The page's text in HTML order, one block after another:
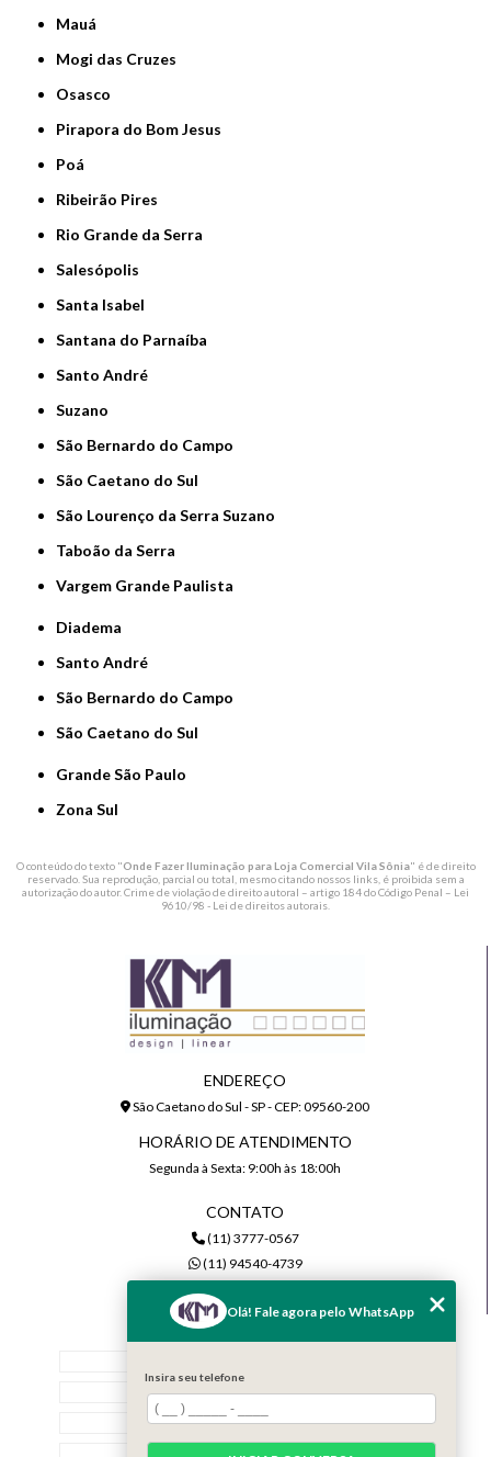
Mauá
Mogi das Cruzes
Osasco
Pirapora do Bom Jesus
Poá
Ribeirão Pires
Rio Grande da Serra
Salesópolis
Santa Isabel
Santana do Parnaíba
Santo André
Suzano
São Bernardo do Campo
São Caetano do Sul
São Lourenço da Serra Suzano
Taboão da Serra
Vargem Grande Paulista
Diadema
Santo André
São Bernardo do Campo
São Caetano do Sul
Grande São Paulo
Zona Sul
O conteúdo do texto "Onde Fazer Iluminação para Loja Comercial Vila Sônia" é de direito
reservado. Sua reprodução, parcial ou total, mesmo citando nossos links, é proibida sem a
autorização do autor. Crime de violação de direito autoral – artigo 184 do Código Penal – Lei
9610/98 - Lei de direitos autorais
ENDEREÇO
São Caetano do Sul - SP - CEP: 09560-200
HORÁRIO DE ATENDIMENTO
Segunda à Sexta: 9:00h às 18:00h
CONTATO
(11) 3777-0567
(11) 94540-4739
Quem Somos
Serviços
Olá! Fale agora pelo WhatsApp
Insira seu telefone